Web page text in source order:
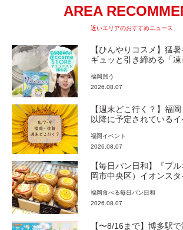
AREA
近いエリアのおすすめニュース
【ひんやりコスメ】猛
ギュッと引き締める「
福岡 買う
2026.08.07
【週末どこ行く？】福
以降に予定されている
福岡 イベント
2026.08.07
【毎日パン日和】『プ
岡市中央区）イオンスタ
パン【福岡パン】
福岡食べる毎日パン日和
2026.08.07
【〜8/16まで】博多駅